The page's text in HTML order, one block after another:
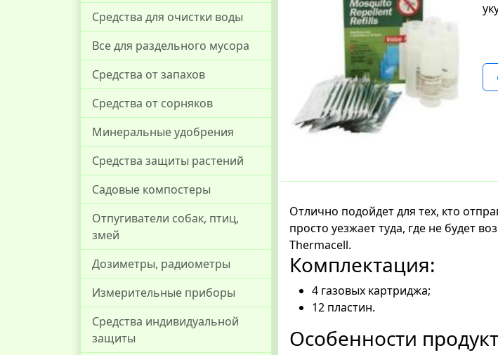
Средства для очистки воды
Все для раздельного мусора
Средства от запахов
Средства от сорняков
Минеральные удобрения
Средства защиты растений
Садовые компостеры
Отпугиватели собак, птиц,
змей
Дозиметры, радиометры
Измерительные приборы
Средства индивидуальной
защиты
Отлично подойдет для тех, кто
просто уезжает туда, где не будет
Thermacell.
Комплектация:
4 газовых картриджа;
12 пластин.
Особенности